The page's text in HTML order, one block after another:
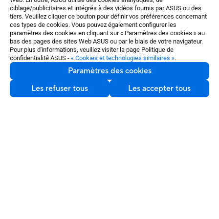
ciblage/publicitaires et intégrés à des vidéos fournis par ASUS ou des
tiers. Veuillez cliquer ce bouton pour définir vos préférences concernant
ces types de cookies. Vous pouvez également configurer les
paramètres des cookies en cliquant sur « Paramètres des cookies » au
bas des pages des sites Web ASUS ou par le biais de votre navigateur.
Pour plus d'informations, veuillez visiter la page Politique de
confidentialité ASUS - « Cookies et technologies similaires ».
Paramètres des cookies
Les refuser tous
Les accepter tous
Nous contacter
©ASUSTeK Computer Inc. Tous droits réservés.
Conditions d'utilisation
Politique de confidentialité Paramètres des cookies
Nous contacter